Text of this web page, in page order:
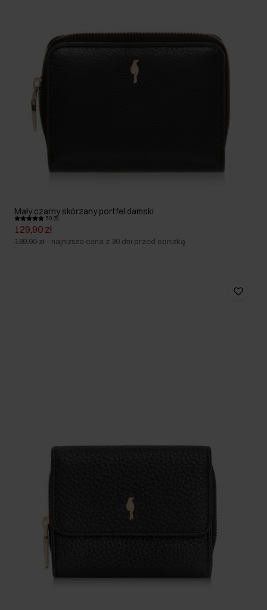
Mały czarny skórzany portfel damski
5.0 (5)
129,90 zł
139,90 zł - najniższa cena z 30 dni przed obniżką